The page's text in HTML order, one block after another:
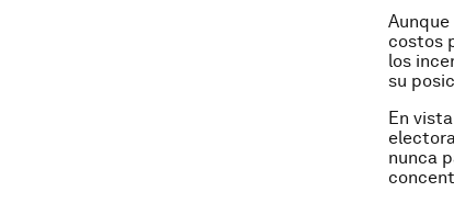
costos
los
su
En
nunca